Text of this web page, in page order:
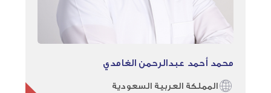
محمد أحمد عبدالرحمن الغامدي
المملكة العربية السعودية